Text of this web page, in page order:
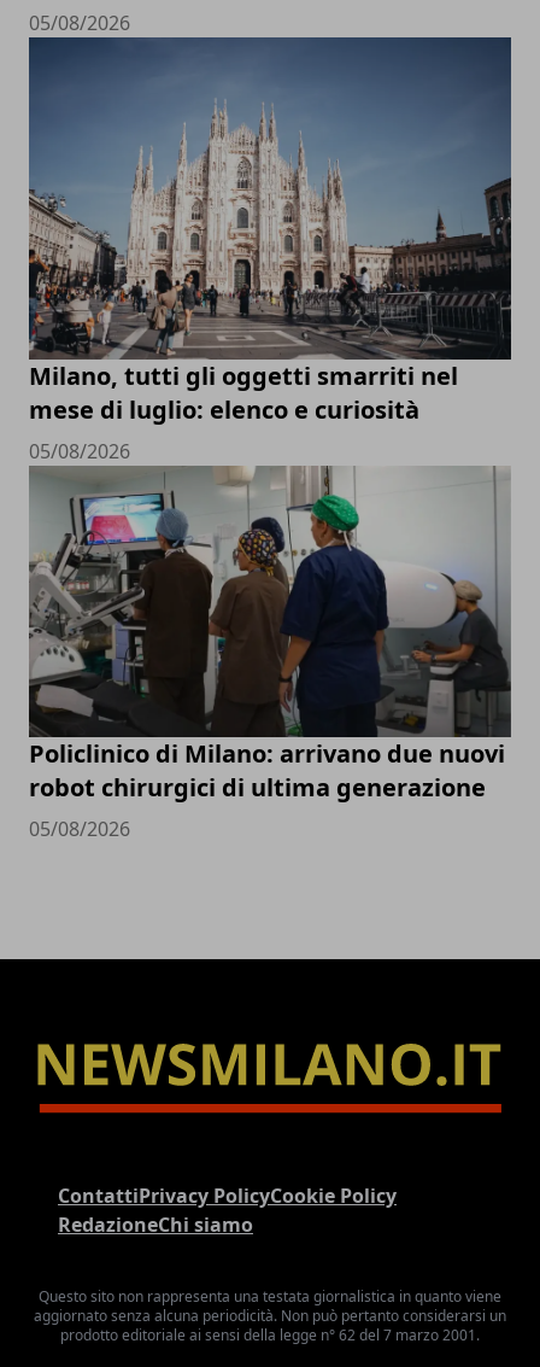
05/08/2026
Milano, tutti gli oggetti smarriti nel
mese di luglio: elenco e curiosità
05/08/2026
Policlinico di Milano: arrivano due nuovi
robot chirurgici di ultima generazione
05/08/2026
ContattiPrivacy PolicyCookie Policy
RedazioneChi siamo
Questo sito non rappresenta una testata giornalistica in quanto viene
aggiornato senza alcuna periodicità. Non può pertanto considerarsi un
prodotto editoriale ai sensi della legge n° 62 del 7 marzo 2001.